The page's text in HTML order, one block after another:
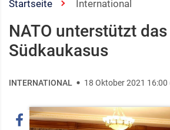
Startseite International
NATO unterstützt
Südkaukasus
INTERNATIONAL 18 Oktober 2021 16:00